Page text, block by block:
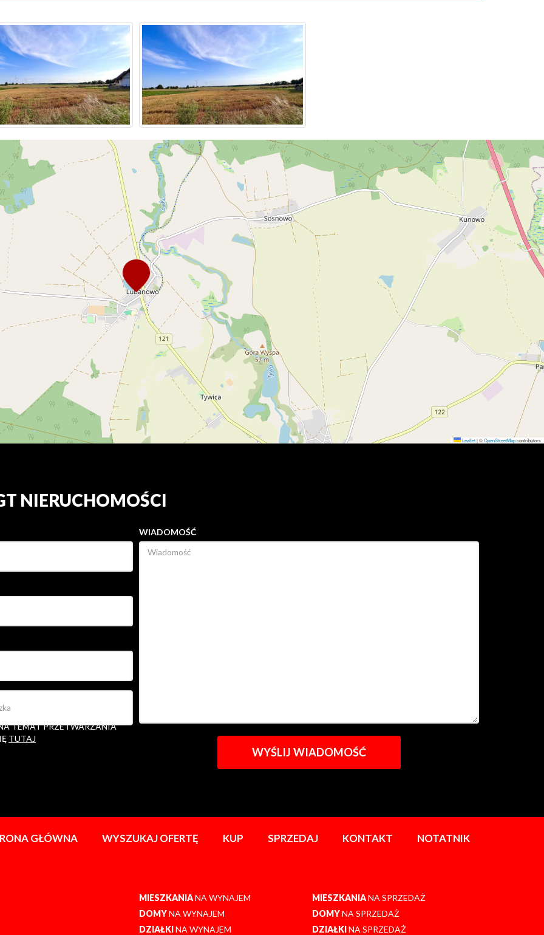
Leaflet|©OpenStreetMapcontributors
NIERUCHOMOŚCI
W ZAKRESIE ZŁOŻONEGO
TEMAT PRZETWARZANIA
TUTAJ
WIADOMOŚĆ
GŁÓWNA WYSZUKAJ OFERTĘ KUP SPRZEDAJ KONTAKT NOTATNIK
MIESZKANIANA WYNAJEM
DOMYNA WYNAJEM
DZIAŁKINA WYNAJEM
MIESZKANIANA SPRZEDAŻ
DOMYNA SPRZEDAŻ
DZIAŁKINA SPRZEDAŻ